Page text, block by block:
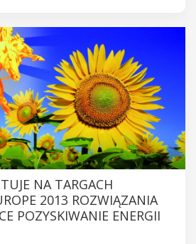
NA TARGACH
2013 ROZWIĄZANIA
POZYSKIWANIE ENERGII